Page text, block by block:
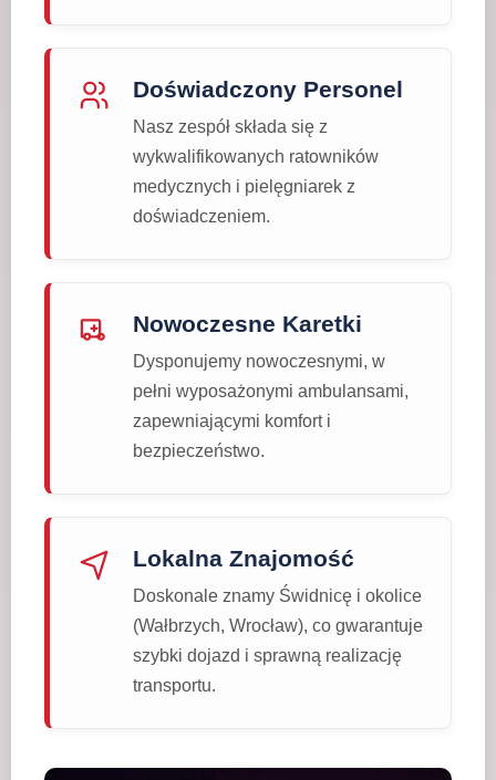
Doświadczony Personel
Nasz zespół składa się z
wykwalifikowanych ratowników
medycznych i pielęgniarek z
doświadczeniem.
Nowoczesne Karetki
Dysponujemy nowoczesnymi, w
pełni wyposażonymi ambulansami,
zapewniającymi komfort i
bezpieczeństwo.
Lokalna Znajomość
Doskonale znamy Świdnicę i okolice
(Wałbrzych, Wrocław), co gwarantuje
szybki dojazd i sprawną realizację
transportu.